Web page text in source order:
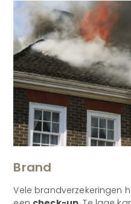
Brand
Vele brandverzekeringen